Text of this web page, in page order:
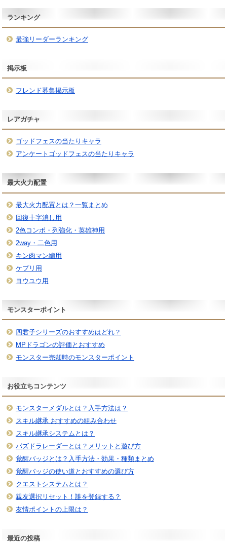
ランキング
最強リーダーランキング
掲示板
フレンド募集掲示板
レアガチャ
ゴッドフェスの当たりキャラ
アンケートゴッドフェスの当たりキャラ
最大火力配置
最大火力配置とは？一覧まとめ
回復十字消し用
2色コンボ・列強化・英雄神用
2way・二色用
キン肉マン編用
ケプリ用
ヨウユウ用
モンスターポイント
四君子シリーズのおすすめはどれ？
MPドラゴンの評価とおすすめ
モンスター売却時のモンスターポイント
お役立ちコンテンツ
モンスターメダルとは？入手方法は？
スキル継承 おすすめの組み合わせ
スキル継承システムとは？
パズドラレーダーとは？メリットと遊び方
覚醒バッジとは？入手方法・効果・種類まとめ
覚醒バッジの使い道とおすすめの選び方
クエストシステムとは？
親友選択リセット！誰を登録する？
友情ポイントの上限は？
最近の投稿